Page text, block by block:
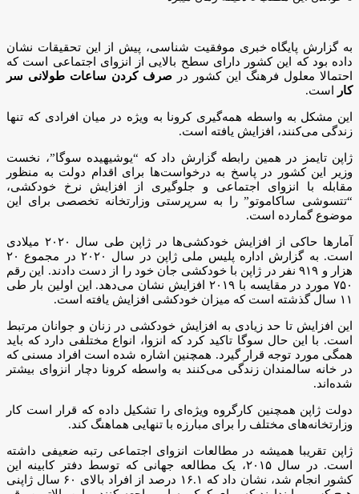
به گزارش پایگاه خبری موفقیت شناسی، پیش از این تحقیقات نشان
داده بود که این کشور دارای سطح بالایی از انزوای اجتماعی است که
احتمالا معلول فرهنگ این کشور در صرف کردن ساعات طولانی سر
کار است.
این مشکل به واسطه همه‌گیری کرونا به ویژه در میان افرادی که تنها
زندگی می‌کنند، افزایش یافته است.
ژاپن تایمز در همین رابطه گزارش داد که “یوشیهیده سوگا”، نخست
وزیر این کشور در پاسخ به درخواست‌ها برای اقدام دولت به منظور
مقابله با انزوای اجتماعی و جلوگیری از افزایش نرخ خودکشی‌،
“تتسوشی ساکاموتو” را به سرپرستی وزارتخانه تخصصی برای این
موضوع گمارده است.
آمارها حاکی از افزایش خودکشی‌ها در ژاپن طی سال ۲۰۲۰ میلادی
است. به گزارش اداره پلیس ملی ژاپن در سال ۲۰۲۰ در مجموع ۲۰
هزار و ۹۱۹ نفر در ژاپن با خودکشی جان خود را از دست دادند. این رقم
۷۵۰ مورد در مقایسه با ۲۰۱۹ افزایش نشان می‌دهد. این اولین بار طی
۱۱ سال گذشته است که میزان خودکشی افزایش یافته است.
این افزایش تا حد زیادی به افزایش خودکشی در زنان و جوانان مرتبط
است. با این حال سوگا تاکید کرد که انزوا، انواع مختلفی دارد که باید
همگی مورد توجه قرار گیرد. همچنین اشاره شده است افراد مسنی که
در خانه سالمندان زندگی‌ می‌کنند به واسطه کرونا دچار انزوای بیشتر
شده‌اند.
دولت ژاپن همچنین کارگروه ویژه‌ای را تشکیل داده که قرار است کار
وزارتخانه‌های مختلف را برای مبارزه با تنهایی هماهنگ کند.
ژاپن تقریبا همیشه در مطالعات انزوای اجتماعی رتبه ضعیفی داشته
است. در سال ۲۰۱۵، یک مطالعه جهانی که توسط دفتر کابینه این
کشور انجام شد، نشان داد که ۱۶.۱ درصد از افراد بالای ۶۰ سال ژاپنی